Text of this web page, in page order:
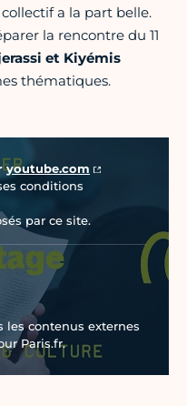
a la part belle.
la rencontre du 11
et Kiyémis
thématiques.
youtube.com
conditions
par ce site.
contenus externes
Paris.fr.